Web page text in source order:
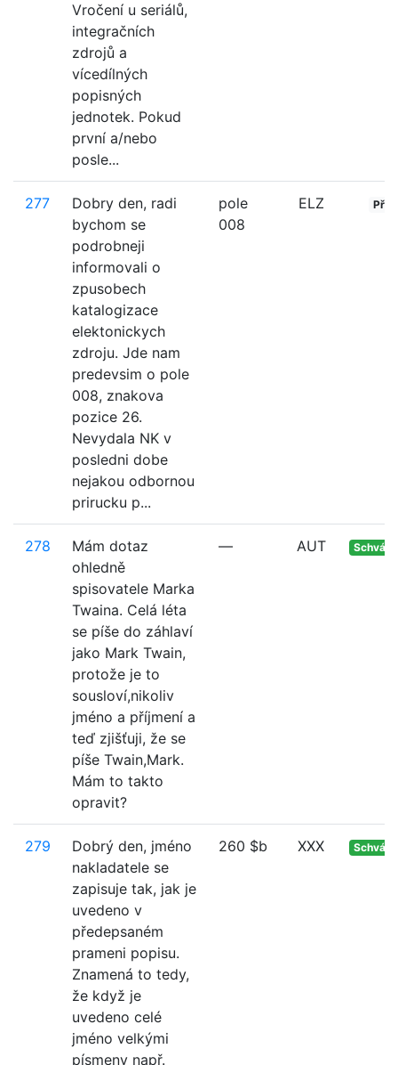
Vročení u seriálů,
integračních
zdrojů a
vícedílných
popisných
jednotek. Pokud
první a/nebo
posle...
277
Dobry den, radi
bychom se
podrobneji
informovali o
zpusobech
katalogizace
elektonickych
zdroju. Jde nam
predevsim o pole
008, znakova
pozice 26.
Nevydala NK v
posledni dobe
nejakou odbornou
prirucku p...
pole
008
ELZ
278
Mám dotaz
ohledně
spisovatele Marka
Twaina. Celá léta
se píše do záhlaví
jako Mark Twain,
protože je to
sousloví,nikoliv
jméno a příjmení a
teď zjišťuji, že se
píše Twain,Mark.
Mám to takto
opravit?
— AUT
279
Dobrý den, jméno
nakladatele se
zapisuje tak, jak je
uvedeno v
předepsaném
prameni popisu.
Znamená to tedy,
že když je
uvedeno celé
jméno velkými
písmeny např.
260 $b XXX